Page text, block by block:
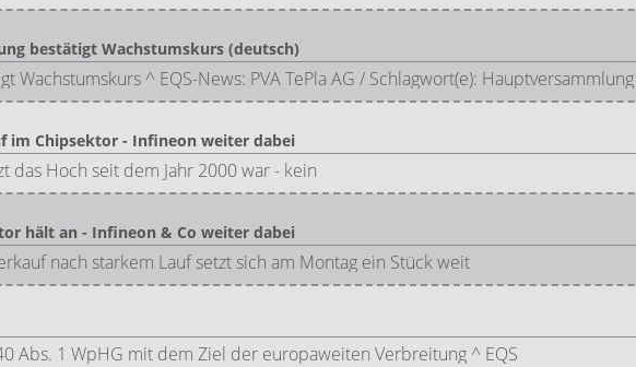
bestätigt Wachstumskurs (deutsch)
Wachstumskurs ^ EQS-News: PVA TePla AG / Schlagwort(e):
im Chipsektor - Infineon weiter dabei
das Hoch seit dem Jahr 2000 war - kein
hält an - Infineon & Co weiter dabei
nach starkem Lauf setzt sich am Montag ein Stück weit
Abs. 1 WpHG mit dem Ziel der europaweiten Verbreitung ^ EQS